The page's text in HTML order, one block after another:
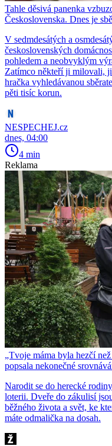
Tahle děsivá panenka
Československa. Dnes je
V sedmdesátých a
československých
pohledem a neobvyklým
Zatímco někteří ji milovali,
hračka vyhledávanou
pěti tisíc korun.
NESPECHEJ.cz
dnes, 04:00
4 min
Reklama
„Tvoje máma byla hezčí
popsala nekonečné
Narodit se do herecké
loterii. Dveře do zákulisí
běžného života a svět, ke
máte odmalička na dosah.